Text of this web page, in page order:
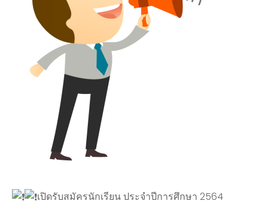
เปิดรับสมัครนักเรียน ประจำปีการศึกษา 2564